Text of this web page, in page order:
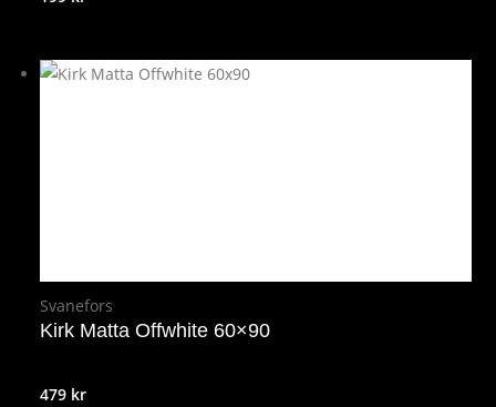
Svanefors
Kirk Matta Offwhite 60×90
479 kr